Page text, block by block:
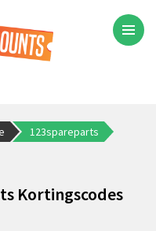
123spareparts
Kortingscodes